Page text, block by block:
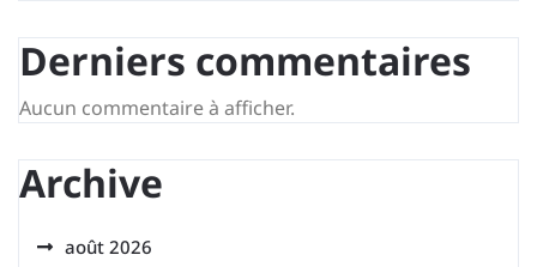
Derniers commentaires
Aucun commentaire à afficher.
Archive
août 2026